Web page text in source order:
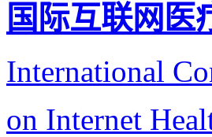
国际互联网医
International
on Internet